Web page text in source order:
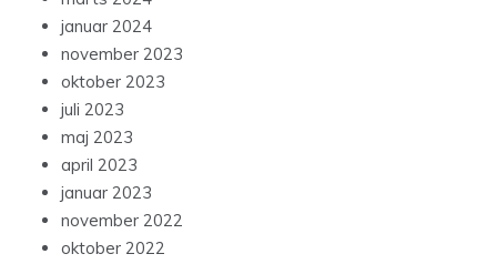
januar 2024
november 2023
oktober 2023
juli 2023
maj 2023
april 2023
januar 2023
november 2022
oktober 2022